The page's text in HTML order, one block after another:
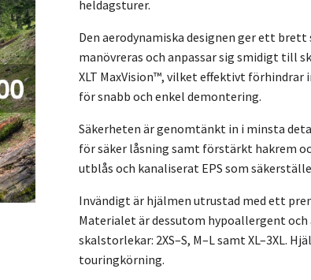
heldagsturer.
Den aerodynamiska designen ger ett
manövreras och anpassar sig smidigt till
XLT MaxVision™, vilket effektivt
för snabb och enkel demontering.
Säkerheten är genomtänkt in i minsta
för säker låsning samt förstärkt hakrem
utblås och kanaliserat EPS som
Invändigt är hjälmen utrustad med ett
Materialet är dessutom hypoallergent
skalstorlekar: 2XS–S, M–L samt XL–3XL.
touringkörning.